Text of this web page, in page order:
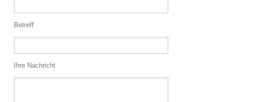
Betreff
Ihre Nachricht